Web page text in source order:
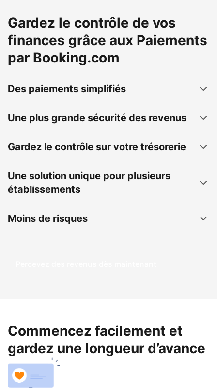
Gardez le contrôle de vos
finances grâce aux Paiements
par Booking.com
Des paiements simplifiés
Une plus grande sécurité des revenus
Gardez le contrôle sur votre trésorerie
Une solution unique pour plusieurs
établissements
Moins de risques
Percevez des revenus dès maintenant
Commencez facilement et
gardez une longueur d’avance